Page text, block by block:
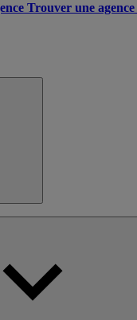
Trouver une agence